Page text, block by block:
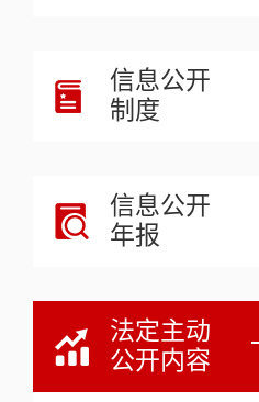
信息公开
制度
信息公开
年报
法定主动
公开内容